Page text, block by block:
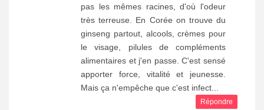
pas les mêmes racines, d'où l'odeur
très terreuse. En Corée on trouve du
ginseng partout, alcools, crèmes pour
le visage, pilules de compléments
alimentaires et j'en passe. C'est sensé
apporter force, vitalité et jeunesse.
Mais ça n'empêche que c'est infect...
Répondre